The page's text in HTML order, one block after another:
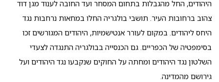
היהודים, החל מהגבלות בתחום המסחר ועד החובה לענוד מגן דוד
צהוב ברחובות העיר. תושבי בולגריה החלו במחאות נרחבות נגד
היחס ליהודים. במקום לעורר אנטישמיות, היהודים המגורשים זכו
בסימפטיה של הכפריים. גם הכנסייה בבולגריה התנגדה לצעדי
השלטון נגד היהודים ומחתה על החוקים שנקבעו נגד היהודים ועל
גירושם מהמדינה.